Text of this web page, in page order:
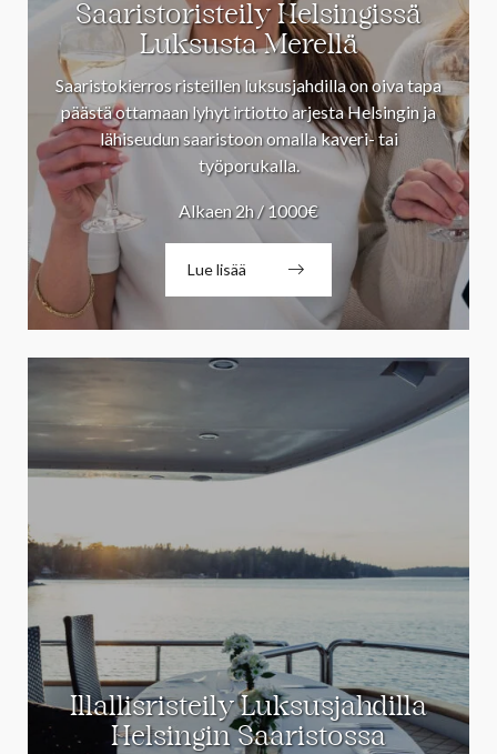
Saaristoristeily Helsingissä
Luksusta Merellä
Saaristokierros risteillen luksusjahdilla on oiva tapa
päästä ottamaan lyhyt irtiotto arjesta Helsingin ja
lähiseudun saaristoon omalla kaveri- tai
työporukalla.
Alkaen 2h / 1000€
Lue lisää
Illallisristeily Luksusjahdilla
Helsingin Saaristossa